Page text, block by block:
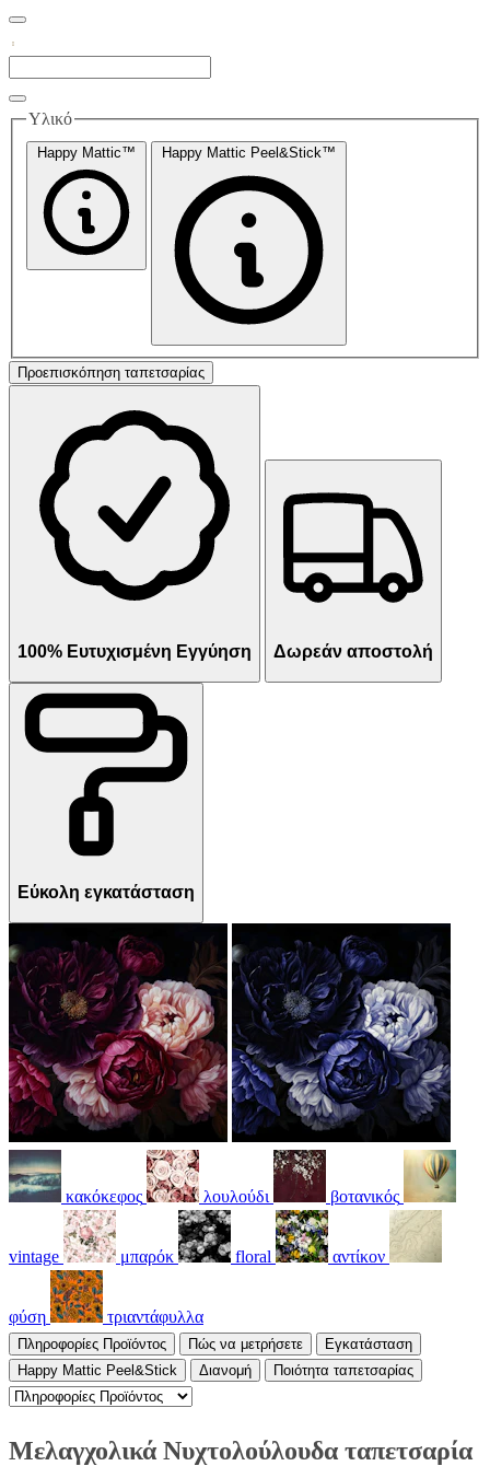
Υλικό
Happy Mattic™ Happy Mattic Peel&Stick™
Προεπισκόπηση ταπετσαρίας
100% Ευτυχισμένη Εγγύηση Δωρεάν αποστολή
Εύκολη εγκατάσταση
κακόκεφος λουλούδι βοτανικός
vintage μπαρόκ floral αντίκον
φύση τριαντάφυλλα
Πληροφορίες Προϊόντος Πώς να μετρήσετε
Εγκατάσταση
Happy Mattic Peel&Stick
Διανομή Ποιότητα ταπετσαρίας
Μελαγχολικά Νυχτολούλουδα ταπετσαρία